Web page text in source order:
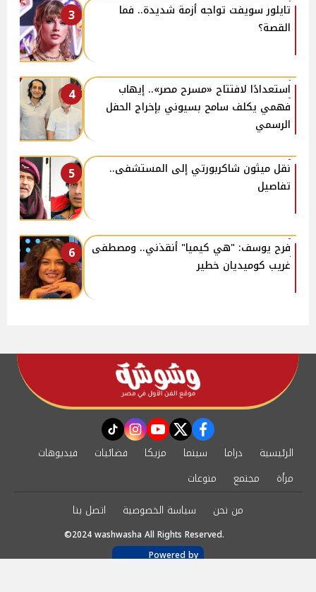
3
تايلور سويفت تواجه أزمة شديدة.. فما
القصة؟
4
استعدادًا لافتتاح «مسرح مصر».. إيهاب
فهمي يكلف سامح بسيوني بإخراج الحفل
الرسمي
5
نقل ميثون شاكربورتي إلى المستشفى..
تفاصيل
6
فرح يوسف: "هي كيميا" أنقذني.. ومصطفى
غريب كوميديان خطير
facebook
twitter
youtube
instagram
tiktok
الرئيسية دراما سينما مزيكا فضائيات
فيديوهات
مرأة
مجتمع
منوعات
من نحن
سياسة الخصوصية اتصل بنا
©2024 washwasha All Rights Reserved.
Powered by